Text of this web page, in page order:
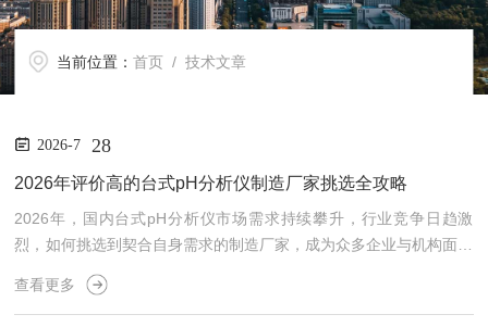
当前位置：首页 / 技术文章
2026-7 28
2026年评价高的台式pH分析仪制造厂家挑选全攻略
2026年，国内台式pH分析仪市场需求持续攀升，行业竞争日趋激
烈，如何挑选到契合自身需求的制造厂家，成为众多企业与机构面临
的重要课题。随着国产分析仪器技术的不断突破，本土制造厂家的产
品品质与服务能力已实现大幅提升，为用户提供了更多元化的选择。
查看更多